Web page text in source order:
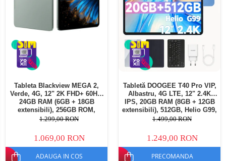
Tableta Blackview MEGA 2,
Verde, 4G, 12" 2K FHD+ 60Hz,
24GB RAM (6GB + 18GB
extensibili), 256GB ROM,
Android 15, Unisoc T615,
Stylus, Face Unlock, Dual SIM
1.299,00 RON
1.069,00 RON
ADAUGA IN COS
Tabletă DOOGEE T40 Pro VIP,
Albastru, 4G LTE, 12" 2.4K
IPS, 20GB RAM (8GB + 12GB
extensibili), 512GB, Helio G99,
10800mAh, 33W, Android 14,
1.499,00 RON
1.249,00 RON
PRECOMANDA